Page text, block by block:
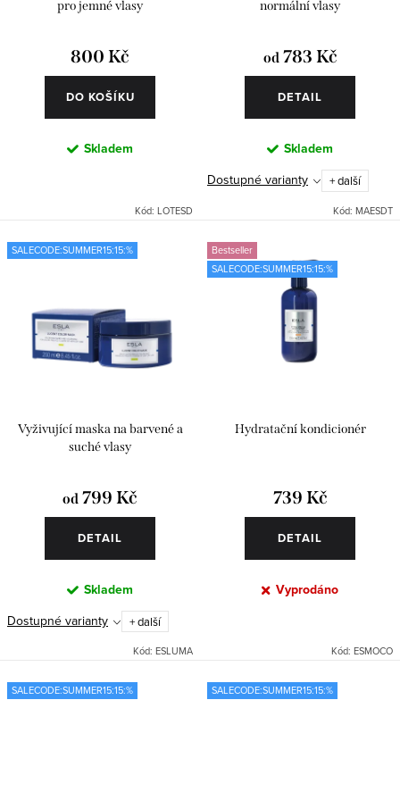
pro jemné vlasy
800 Kč
DO KOŠÍKU
Skladem
Kód: LOTESD
normální vlasy
od783 Kč
DETAIL
Skladem
Dostupné varianty + další
Kód: MAESDT
SALECODE:SUMMER15:15:%
Vyživující maska na barvené a
suché vlasy
od 799 Kč
DETAIL
Skladem
Dostupné varianty + další
Kód: ESLUMA
Bestseller
SALECODE:SUMMER15:15:%
Hydratační kondicionér
739 Kč
DETAIL
Vyprodáno
Kód: ESMOCO
SALECODE:SUMMER15:15:% SALECODE:SUMMER15:15:%